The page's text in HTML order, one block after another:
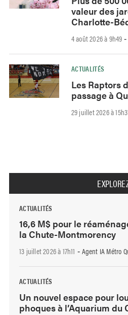
valeur des
Charlotte-
4 août 2026 à 9h49
ACTUALITÉS
Les Raptors
passage à
29 juillet 2026 à
ACTUALITÉS
16,6 M$ pour le
la Chute-Montmorency
13 juillet 2026 à 17h11 - Agent IA Métro
ACTUALITÉS
Un nouvel espace pour
phoques à l’Aquarium du